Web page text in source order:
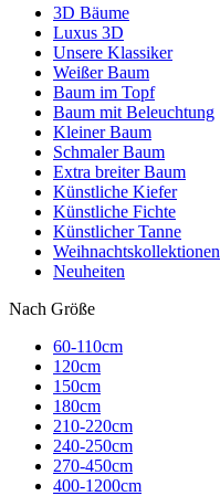
3D Bäume
Luxus 3D
Unsere Klassiker
Weißer Baum
Baum im Topf
Baum mit Beleuchtung
Kleiner Baum
Schmaler Baum
Extra breiter Baum
Künstliche Kiefer
Künstliche Fichte
Künstlicher Tanne
Weihnachtskollektionen
Neuheiten
Nach Größe
60-110cm
120cm
150cm
180cm
210-220cm
240-250cm
270-450cm
400-1200cm